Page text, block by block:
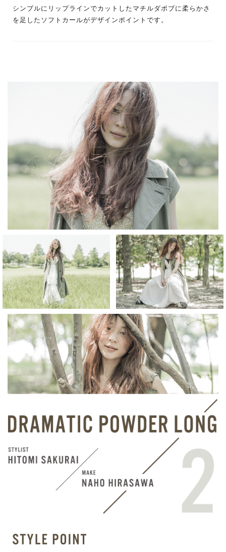
シンプルにリップラインでカットしたマチルダボブに柔らかさ
を足したソフトカールがデザインポイントです。